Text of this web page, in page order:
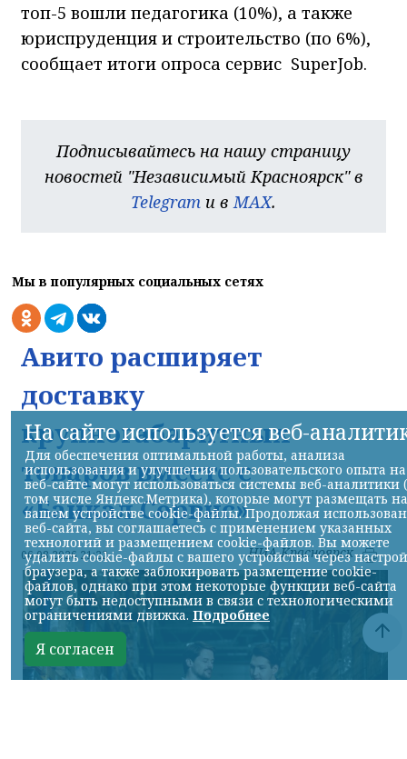
топ-5 вошли педагогика (10%), а также
юриспруденция и строительство (по 6%),
сообщает итоги опроса сервис SuperJob.
Подписывайтесь на нашу страницу
новостей "Независимый Красноярск" в
Telegram и вMAX.
Мы в популярных социальных сетях
Авито расширяет
доставку
крупногабаритных
товаров вместе с
«Байкал Сервис»
06.08.2026 21:22 НИА-Красноярск
На сайте используется веб-
Для обеспечения оптимальной работы, анализа
использования и улучшения пользовательского опыта на
веб-сайте могут использоваться системы веб-аналитики
том числе Яндекс.Метрика), которые могут размещать на
вашем устройстве cookie-файлы. Продолжая
веб-сайта, вы соглашаетесь с применением указанных
технологий и размещением cookie-файлов. Вы можете
удалить cookie-файлы с вашего устройства через
браузера, а также заблокировать размещение cookie-
файлов, однако при этом некоторые функции веб-сайта
могут быть недоступными в связи с технологическими
ограничениями движка. Подробнее
Я согласен